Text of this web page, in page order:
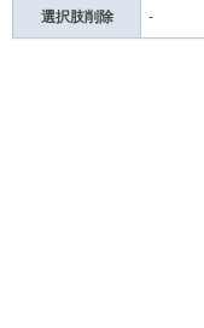
選択肢削除 -